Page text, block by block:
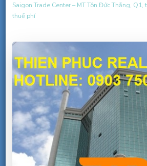
Saigon Trade Center – MT Tôn Đức Thắng,
thuế phí